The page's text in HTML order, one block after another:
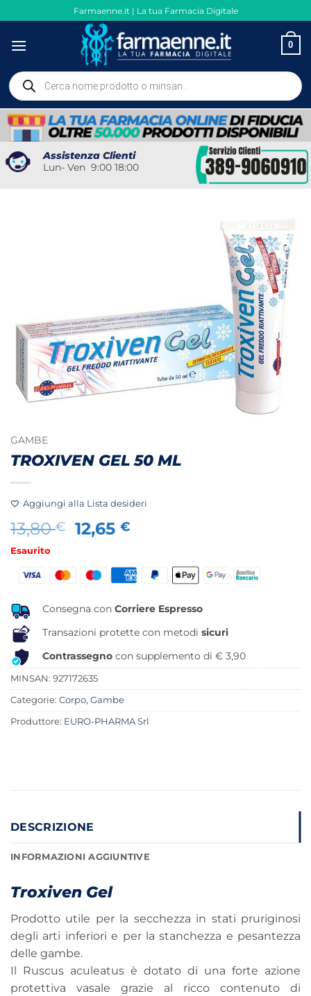
ai
contenuti
Farmaenne.it | La tua Farmacia Digitale
0
Ricerca
prodotti
Assistenza Clienti
Lun- Ven 9:00 18:00
GAMBE
TROXIVEN GEL 50 ML
Aggiungi alla Lista desideri
13,80€
Il
prezzo
era:
12,65€
è:
Esaurito
Consegna con Corriere Espresso
Transazioni protette con metodi sicuri
Contrassegno con supplemento di € 3,90
MINSAN: 927172635
Categorie: Corpo, Gambe
Produttore: EURO-PHARMA Srl
DESCRIZIONE
INFORMAZIONI AGGIUNTIVE
Troxiven Gel
Prodotto utile per la secchezza in stati pruriginosi
degli arti inferiori e per la stanchezza e pesantezza
delle gambe.
Il Ruscus aculeatus è dotato di una forte azione
protettiva vasale grazie al ricco contenuto di